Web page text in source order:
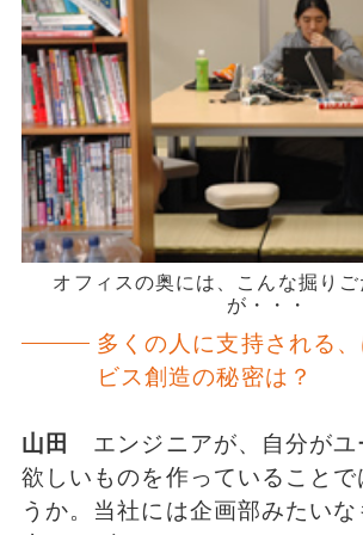
オフィスの奥には、こんな掘りご
が・・・
多くの人に支持される
ビス創造の秘密は？
山田
エンジニアが、自分がユ
欲しいものを作っていることで
うか。当社には企画部みたいな